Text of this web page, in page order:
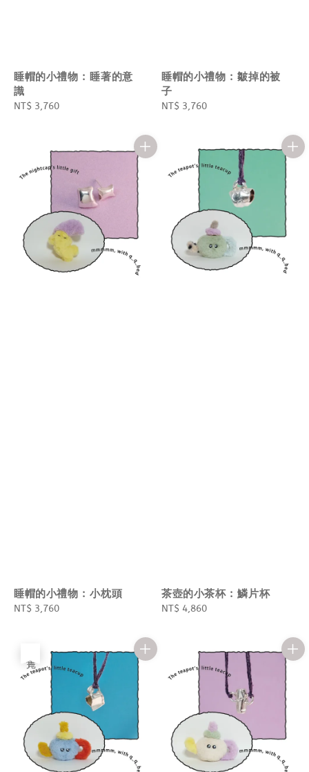
睡帽的小禮物 : 睡著的意
識
Regular
NT$ 3,760
睡帽的小禮物 : 皺掉的被
子
Regular
NT$ 3,760
睡帽的小禮物 : 小枕頭
Regular
NT$ 3,760
茶壺的小茶杯 : 鱗片杯
Regular
NT$ 4,860